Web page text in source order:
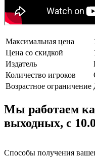
Максимальная цена
Цена со скидкой
Издатель
Количество игроков
Возрастное ограничение
Мы работаем
выходных, с
Способы получения